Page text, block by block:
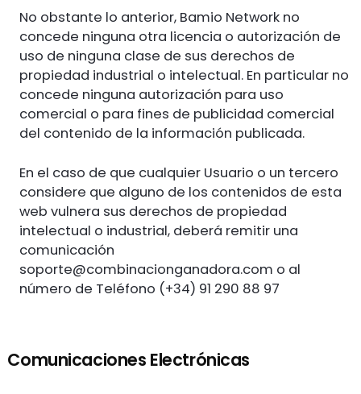
No obstante lo anterior, Bamio Network no
concede ninguna otra licencia o autorización de
uso de ninguna clase de sus derechos de
propiedad industrial o intelectual. En particular no
concede ninguna autorización para uso
comercial o para fines de publicidad comercial
del contenido de la información publicada.
En el caso de que cualquier Usuario o un tercero
considere que alguno de los contenidos de esta
web vulnera sus derechos de propiedad
intelectual o industrial, deberá remitir una
comunicación
soporte@combinacionganadora.com o al
número de Teléfono (+34) 91 290 88 97
Comunicaciones Electrónicas